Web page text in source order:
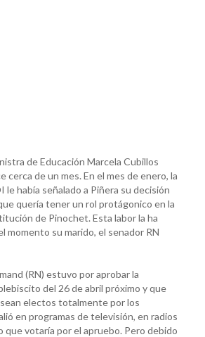
de Educación Marcela Cubillos
cerca de un mes. En el mes de enero, la
le había señalado a Piñera su decisión
quería tener un rol protágonico en la
de Pinochet. Esta labor la ha
momento su marido, el senador RN
(RN) estuvo por aprobar la
del 26 de abril próximo y que
electos totalmente por los
en programas de televisión, en radios
que votaría por el apruebo. Pero debido